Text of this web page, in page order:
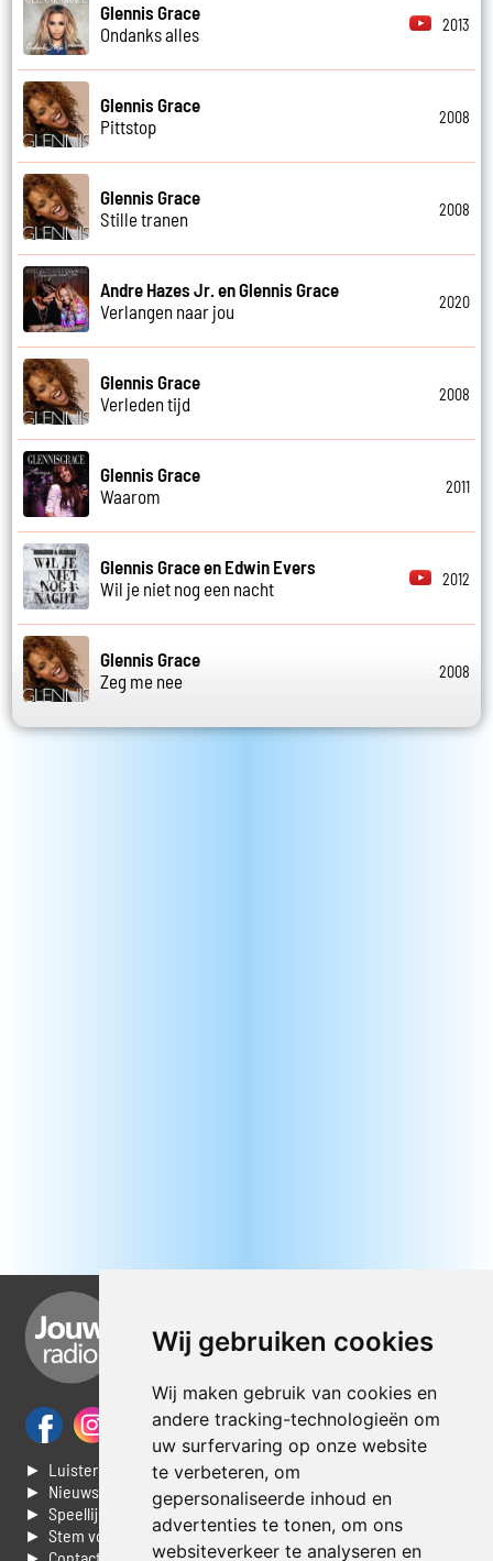
Wij gebruiken cookies
Wij maken gebruik van cookies en
andere tracking-technologieën om
uw surfervaring op onze website
te verbeteren, om
gepersonaliseerde inhoud en
advertenties te tonen, om ons
websiteverkeer te analyseren en
Glennis Grace
Ondanks alles
2013
Glennis Grace
Pittstop
2008
Glennis Grace
Stille tranen
2008
Andre Hazes Jr. en Glennis Grace
Verlangen naar jou
2020
Glennis Grace
Verleden tijd
2008
Glennis Grace
Waarom
2011
Glennis Grace en Edwin Evers
Wil je niet nog een nacht
2012
Glennis Grace
Zeg me nee
2008
► Luisteren naar Jouwradio
► Nieuws
► Speellijst
► Stem voor de Dag top 3
► Contacteer ons